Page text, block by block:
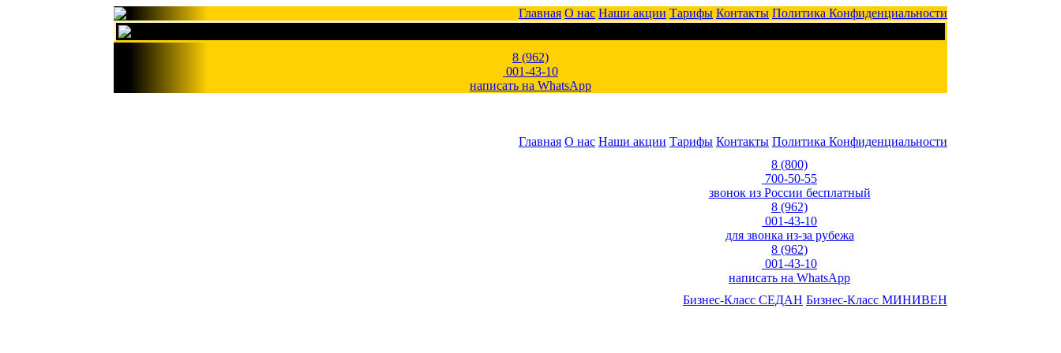
Главная О нас Наши акции Тарифы Контакты Политика Конфиденциальности
8 (962)
001-43-10
написать на WhatsApp
Главная О нас Наши акции Тарифы Контакты Политика Конфиденциальности
8 (800)
700-50-55
звонок из России бесплатный
8 (962)
001-43-10
для звонка из-за рубежа
8 (962)
001-43-10
написать на WhatsApp
Бизнес-Класс СЕДАН Бизнес-Класс МИНИВЕН